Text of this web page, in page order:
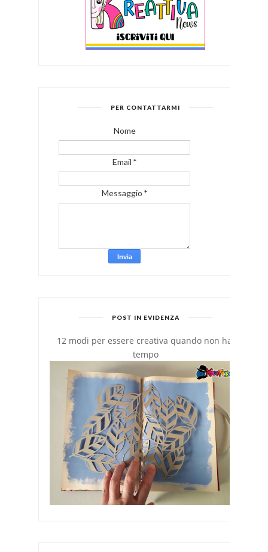
PER CONTATTARMI
Nome
Email *
Messaggio *
POST IN EVIDENZA
12 modi per essere creativa quando non hai
tempo